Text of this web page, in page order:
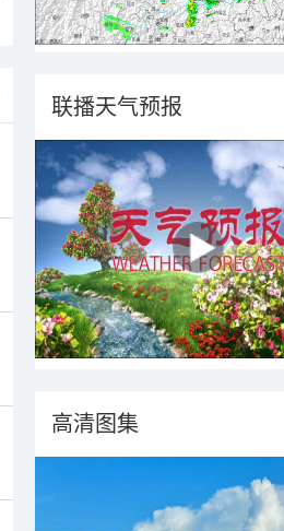
联播天气预报
高清图集